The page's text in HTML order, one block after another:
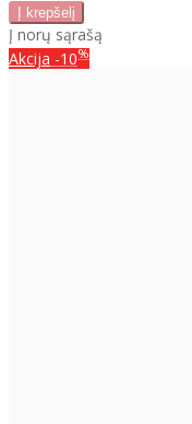
Į norų sąrašą
Akcija -10%